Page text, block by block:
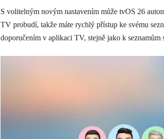
S volitelným novým nastavením může tvOS 26
TV probudí, takže máte rychlý přístup ke svému
doporučením v aplikaci TV, stejně jako k seznamům